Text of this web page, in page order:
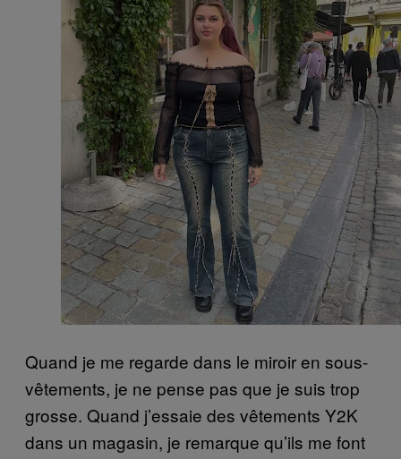
Quand je me regarde dans le miroir en sous-
vêtements, je ne pense pas que je suis trop
grosse. Quand j’essaie des vêtements Y2K
dans un magasin, je remarque qu’ils me font